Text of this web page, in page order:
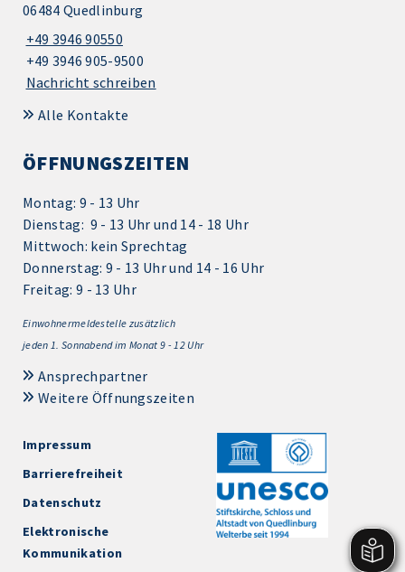
06484 Quedlinburg
+49 3946 90550
+49 3946 905-9500
Nachricht schreiben
Alle Kontakte
ÖFFNUNGSZEITEN
Montag: 9 - 13 Uhr
Dienstag: 9 - 13 Uhr und 14 - 18 Uhr
Mittwoch: kein Sprechtag
Donnerstag: 9 - 13 Uhr und 14 - 16 Uhr
Freitag: 9 - 13 Uhr
Einwohnermeldestelle zusätzlich
jeden 1. Sonnabend im Monat 9 - 12 Uhr
Ansprechpartner
Weitere Öffnungszeiten
Impressum
Barrierefreiheit
Datenschutz
Elektronische
Kommunikation